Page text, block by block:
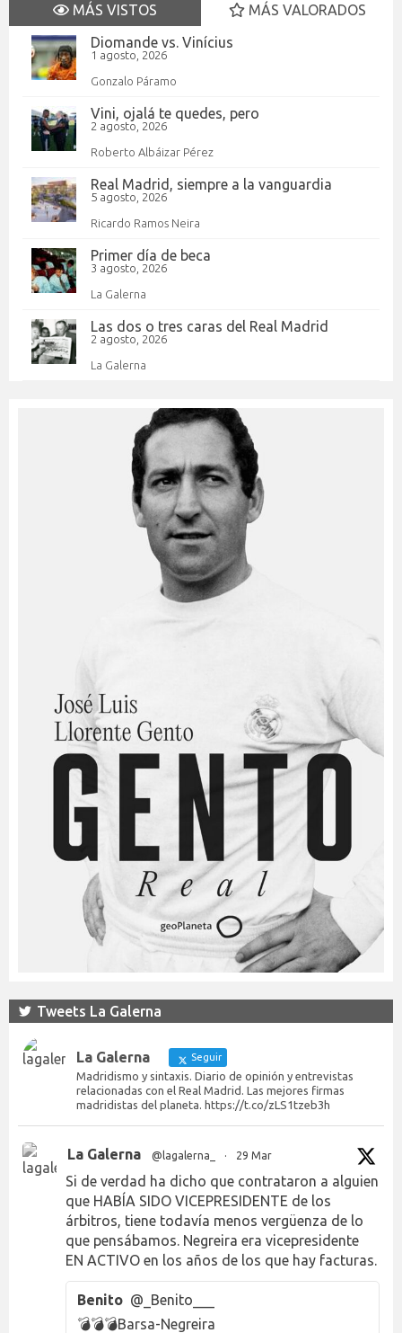
MÁS VISTOS
MÁS VALORADOS
Diomande vs. Vinícius
1 agosto, 2026
Gonzalo Páramo
Vini, ojalá te quedes, pero
2 agosto, 2026
Roberto Albáizar Pérez
Real Madrid, siempre a la vanguardia
5 agosto, 2026
Ricardo Ramos Neira
Primer día de beca
3 agosto, 2026
La Galerna
Las dos o tres caras del Real Madrid
2 agosto, 2026
La Galerna
Tweets La Galerna
La Galerna Seguir
Madridismo y sintaxis. Diario de opinión y entrevistas
relacionadas con el Real Madrid. Las mejores firmas
madridistas del planeta. https://t.co/zLS1tzeb3h
La Galerna @lagalerna_ · 29 Mar
Si de verdad ha dicho que contrataron a alguien
que HABÍA SIDO VICEPRESIDENTE de los
árbitros, tiene todavía menos vergüenza de lo
que pensábamos. Negreira era vicepresidente
EN ACTIVO en los años de los que hay facturas.
Benito @_Benito___
💣💣💣Barsa-Negreira